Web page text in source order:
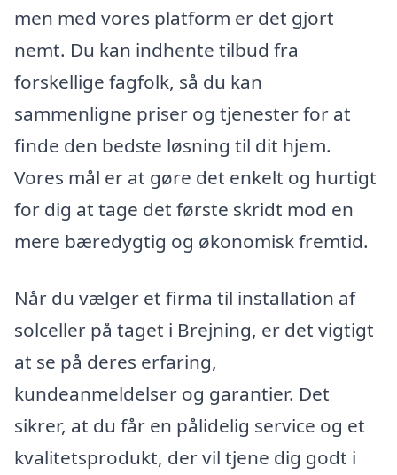
men med vores platform er det gjort
nemt. Du kan indhente tilbud fra
forskellige fagfolk, så du kan
sammenligne priser og tjenester for at
finde den bedste løsning til dit hjem.
Vores mål er at gøre det enkelt og hurtigt
for dig at tage det første skridt mod en
mere bæredygtig og økonomisk fremtid.
Når du vælger et firma til installation af
solceller på taget i Brejning, er det vigtigt
at se på deres erfaring,
kundeanmeldelser og garantier. Det
sikrer, at du får en pålidelig service og et
kvalitetsprodukt, der vil tjene dig godt i